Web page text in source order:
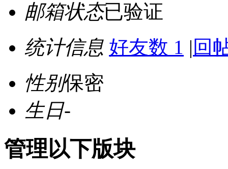
邮箱状态已验证
统计信息 好友数 1 | 回
性别保密
生日-
管理以下版块